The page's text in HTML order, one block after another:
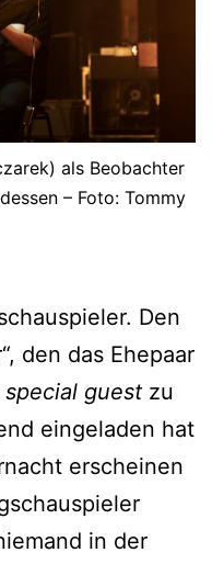
als Beobachter
– Foto: Tommy
Den
den das Ehepaar
special guest zu
eingeladen hat
erscheinen
in der